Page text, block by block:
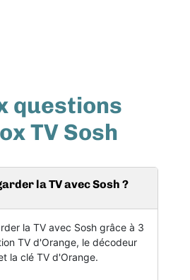
questions
TV Sosh
la TV avec Sosh ?
la TV avec Sosh grâce à 3
TV d'Orange, le décodeur
la clé TV d'Orange.